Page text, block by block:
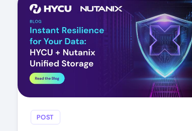
POST